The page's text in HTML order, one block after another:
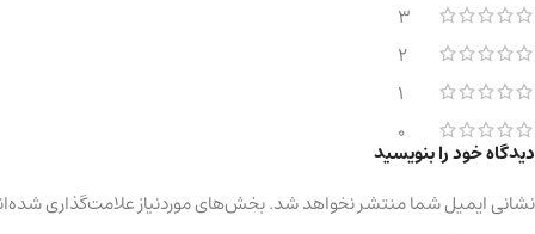
3
2
1
0
دیدگاه خود را بنویسید
نشانی ایمیل شما منتشر نخواهد شد.بخش‌های موردنیاز علامت‌گذاری